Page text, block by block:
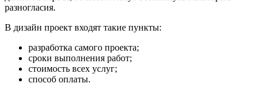
разногласия.
В дизайн проект входят такие пункты:
разработка самого проекта;
сроки выполнения работ;
стоимость всех услуг;
способ оплаты.